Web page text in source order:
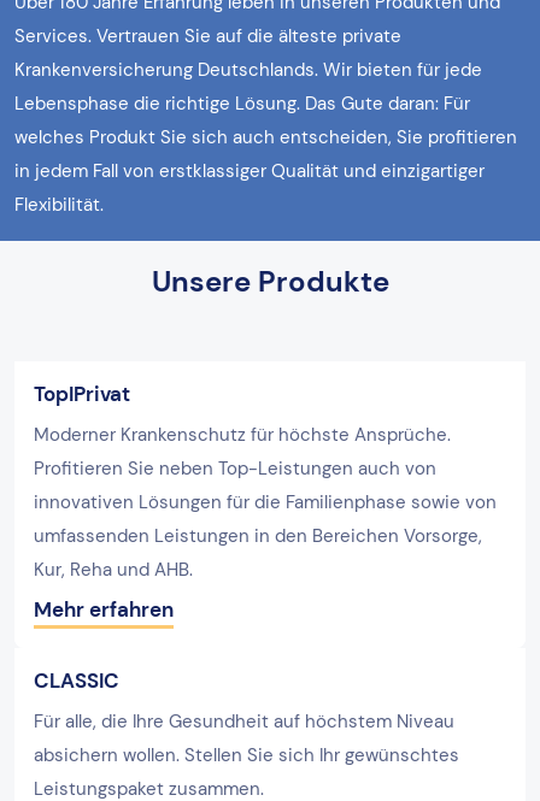
Services. Vertrauen Sie auf die älteste private
Krankenversicherung Deutschlands. Wir bieten für jede
Lebensphase die richtige Lösung. Das Gute daran: Für
welches Produkt Sie sich auch entscheiden, Sie profitieren
in jedem Fall von erstklassiger Qualität und einzigartiger
Flexibilität.
Unsere Produkte
TopIPrivat
Moderner Krankenschutz für höchste Ansprüche.
Profitieren Sie neben Top-Leistungen auch von
innovativen Lösungen für die Familienphase sowie von
umfassenden Leistungen in den Bereichen Vorsorge,
Kur, Reha und AHB.
Mehr erfahren
CLASSIC
Für alle, die Ihre Gesundheit auf höchstem Niveau
absichern wollen. Stellen Sie sich Ihr gewünschtes
Leistungspaket zusammen.